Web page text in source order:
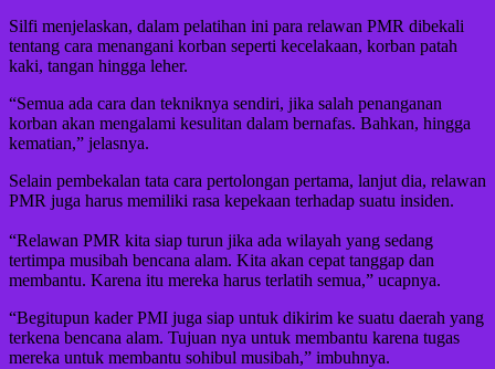
Silfi menjelaskan, dalam pelatihan ini para relawan PMR dibekali
tentang cara menangani korban seperti kecelakaan, korban patah
kaki, tangan hingga leher.
“Semua ada cara dan tekniknya sendiri, jika salah penanganan
korban akan mengalami kesulitan dalam bernafas. Bahkan, hingga
kematian,” jelasnya.
Selain pembekalan tata cara pertolongan pertama, lanjut dia, relawan
PMR juga harus memiliki rasa kepekaan terhadap suatu insiden.
“Relawan PMR kita siap turun jika ada wilayah yang sedang
tertimpa musibah bencana alam. Kita akan cepat tanggap dan
membantu. Karena itu mereka harus terlatih semua,” ucapnya.
“Begitupun kader PMI juga siap untuk dikirim ke suatu daerah yang
terkena bencana alam. Tujuan nya untuk membantu karena tugas
mereka untuk membantu sohibul musibah,” imbuhnya.